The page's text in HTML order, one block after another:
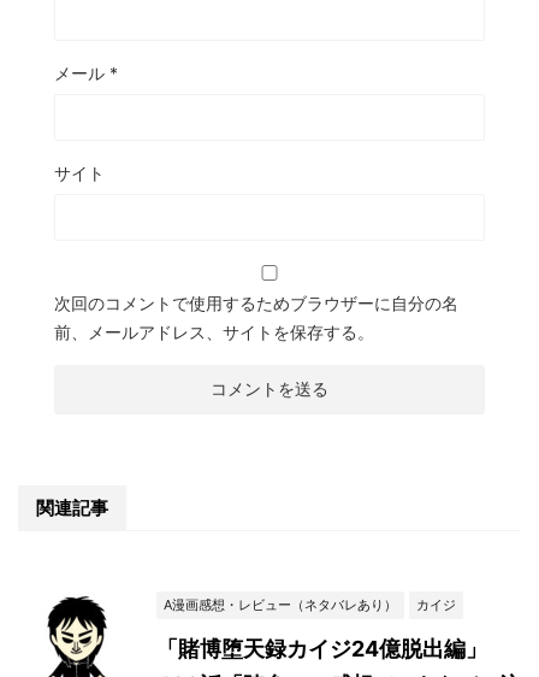
メール *
サイト
次回のコメントで使用するためブラウザーに自分の名
前、メールアドレス、サイトを保存する。
関連記事
A漫画感想・レビュー（ネタバレあり） カイジ
「賭博堕天録カイジ24億脱出編」